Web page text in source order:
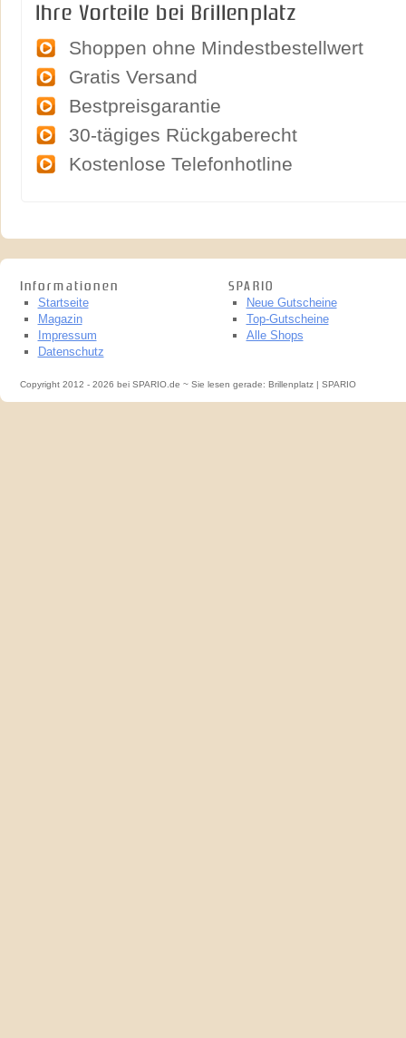
Ihre Vorteile bei Brillenplatz
Shoppen ohne Mindestbestellwert
Gratis Versand
Bestpreisgarantie
30-tägiges Rückgaberecht
Kostenlose Telefonhotline
Informationen
Startseite
Magazin
Impressum
Datenschutz
SPARIO
Neue Gutscheine
Top-Gutscheine
Alle Shops
Copyright 2012 - 2026 bei SPARIO.de ~ Sie lesen gerade: Brillenplatz | SPARIO